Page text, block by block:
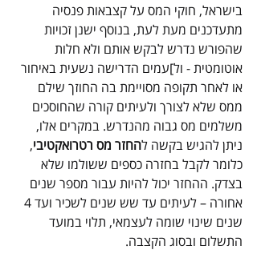
בישראל, חוקי המס על קצבאות פנסיה
מתעדכנים מעת לעת, בנוסף ישנן זכויות
שהפורש נדרש לבקש אותם ולא חלות
אוטומטית - ול]עמים הדרישה נשעית באיחור
או לאחר תקופה מסויימת בה החוזך שילם
ממס שלא לצורך ולעיתים קורה שהחוסכים
משלמים מס גבוה מהנדרש. במקרים אלו,
ניתן להגיש בקשה להחזר מס רטרואקטיבי,
כלומר לקבל בחזרה כספים ששולמו שלא
בצדק. ההחזר יכול להיות עבור מספר שנים
שנים שינוי שומה לעצמאי, תלוי במועד
התשלום ובסוג הקצבה.